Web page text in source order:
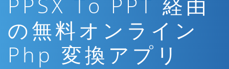
の無料オンライン
Php 変換アプリ